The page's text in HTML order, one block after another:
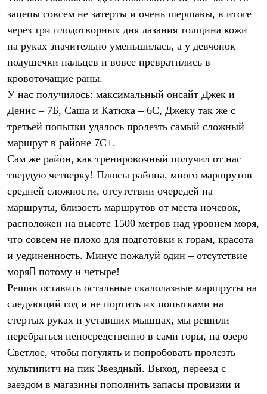
зацепы совсем не затерты и очень шершавы, в итоге
через три плодотворных дня лазания толщина кожи
на руках значительно уменьшилась, а у девчонок
подушечки пальцев и вовсе превратились в
кровоточащие раны.
У нас получилось: максимальный онсайт Джек и
Денис – 7Б, Саша и Катюха – 6С, Джеку так же с
третьей попытки удалось пролезть самый сложный
маршрут в районе 7С+.
Сам же район, как тренировочный получил от нас
твердую четверку! Плюсы района, много маршрутов
средней сложности, отсутствии очередей на
маршруты, близость маршрутов от места ночевок,
расположен на высоте 1500 метров над уровнем моря,
что совсем не плохо для подготовки к горам, красота
и уединенность. Минус пожалуй один – отсутствие
моря потому и четыре!
Решив оставить остальные скалолазные маршруты на
следующий год и не портить их попытками на
стертых руках и уставших мышцах, мы решили
перебраться непосредственно в сами горы, на озеро
Светлое, чтобы погулять и попробовать пролезть
мультипитч на пик Звездный. Выход, переезд с
заездом в магазины пополнить запасы провизии и